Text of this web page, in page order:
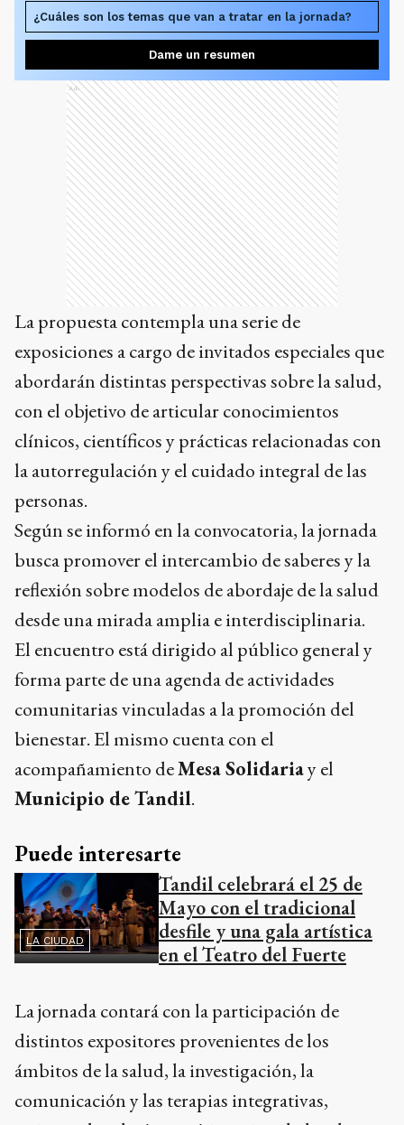
¿Cuáles son los temas que van a tratar en la jornada?
Dame un resumen
Ads
La propuesta contempla una serie de
exposiciones a cargo de invitados especiales que
abordarán distintas perspectivas sobre la salud,
con el objetivo de articular conocimientos
clínicos, científicos y prácticas relacionadas con
la autorregulación y el cuidado integral de las
personas.
Según se informó en la convocatoria, la jornada
busca promover el intercambio de saberes y la
reflexión sobre modelos de abordaje de la salud
desde una mirada amplia e interdisciplinaria.
El encuentro está dirigido al público general y
forma parte de una agenda de actividades
comunitarias vinculadas a la promoción del
bienestar. El mismo cuenta con el
acompañamiento deMesa Solidariay el
Municipio de Tandil.
Puede interesarte
LA CIUDAD
Tandil celebrará el 25 de
Mayo con el tradicional
desfile y una gala artística
en el Teatro del Fuerte
La jornada contará con la participación de
distintos expositores provenientes de los
ámbitos de la salud, la investigación, la
comunicación y las terapias integrativas,